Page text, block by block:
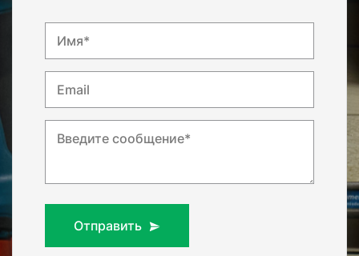
Имя*
Email
Введите сообщение*
Отправить